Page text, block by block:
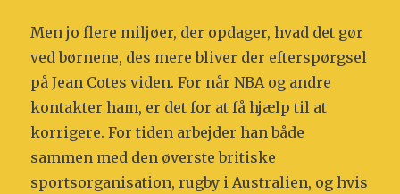
Men jo flere miljøer, der opdager, hvad det gør
ved børnene, des mere bliver der efterspørgsel
på Jean Cotes viden. For når NBA og andre
kontakter ham, er det for at få hjælp til at
korrigere. For tiden arbejder han både
sammen med den øverste britiske
sportsorganisation, rugby i Australien, og hvis